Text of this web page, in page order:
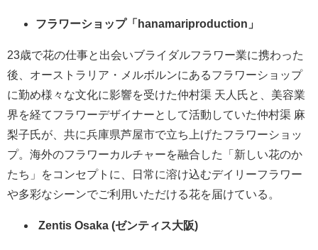
フラワーショップ「hanamariproduction」
23歳で花の仕事と出会いブライダルフラワー業に携わった
後、オーストラリア・メルボルンにあるフラワーショップ
に勤め様々な文化に影響を受けた仲村渠 天人氏と、美容業
界を経てフラワーデザイナーとして活動していた仲村渠 麻
梨子氏が、共に兵庫県芦屋市で立ち上げたフラワーショッ
プ。海外のフラワーカルチャーを融合した「新しい花のか
たち」をコンセプトに、日常に溶け込むデイリーフラワー
や多彩なシーンでご利用いただける花を届けている。
Zentis Osaka (ゼンティス大阪)